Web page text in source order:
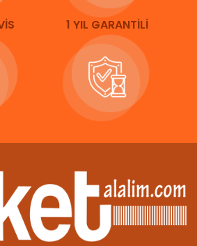
1 YIL GARANTİLİ